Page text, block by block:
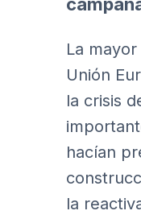
La
Unión
la crisis
hacían
la